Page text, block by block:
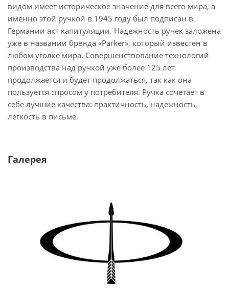
видом имеет историческое значение для всего мира, а
именно этой ручкой в 1945 году был подписан в
Германии акт капитуляции. Надежность ручек заложена
уже в названии бренда «Parker», который известен в
любом уголке мира. Совершенствование технологий
производства над ручкой уже более 125 лет
продолжается и будет продолжаться, так как она
пользуется спросом у потребителя. Ручка сочетает в
себе лучшие качества: практичность, надежность,
легкость в письме.
Галерея